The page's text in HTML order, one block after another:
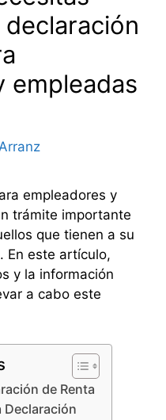
empleadas
empleadores y
trámite importante
que tienen a su
En este artículo,
y la información
a cabo este
de Renta
Declaración